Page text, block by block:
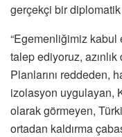
gerçekçi bir
“Egemenliğimiz kabul
talep ediyoruz,
Planlarını reddeden,
izolasyon uygulayan,
olarak görmeyen,
ortadan kaldırma